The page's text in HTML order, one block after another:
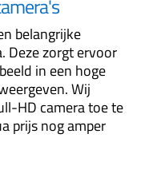
belangrijke
Deze zorgt ervoor
in een hoge
Wij
HD camera toe te
prijs nog amper